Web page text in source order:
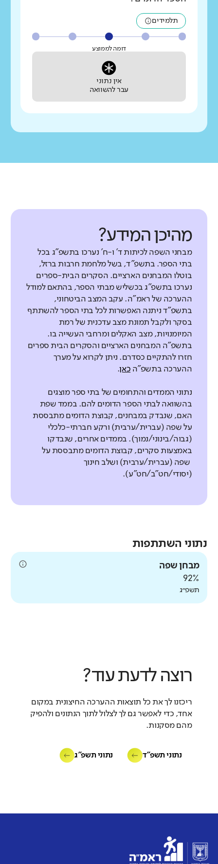
תלמידים
דומה לממוצע
אין נתוני
עבר להשוואה
מהיכן המידע?
מבחני השפה לכיתות ד' ו-ח' נערכו בתשפ"ג בכל
בתי הספר. בתשפ"ד, בשל מלחמת חרבות ברזל,
בוטלו המבחנים הארציים. הסקרים הבית-ספרים
נערכו בתשפ"ג בכשליש מבתי הספר, בהתאם למודל
ההערכה של ראמ"ה. עקב המצב הביטחוני,
בתשפ"ד ניתנה האפשרות לכל בתי הספר להשתתף
בסקר ולקבל תמונת מצב עדכנית של רמת
המיומנויות, מצב האקלים ומרחבי העשייה בו.
בתשפ"ה המבחנים הארציים והסקרים הבית ספרים
חזרו להתקיים כסדרם. ניתן לקרוא על מערך
ההערכה בתשפ"ה כאן.
נתוני הממדים והתחומים של בתי ספר מוצגים
בהשוואה לבתי הספר הדומים להם. בממד שפת
האם, שנבדק במבחנים, קבוצת הדומים מתבססת
על שפה (עברית/ערבית) ורקע חברתי-כלכלי
(גבוה/בינוני/נמוך). בממדים אחרים, שנבדקו
באמצעות סקרים, קבוצת הדומים מתבססת על
שפה (עברית/ערבית) ושלב חינוך
(יסודי/חט"ב/חט"ע).
נתוני השתתפות
מבחן שפה
92%
תשפ״ג
רוצה לדעת עוד?
ריכזנו לך את כל תוצאות ההערכה החיצונית במקום
אחד, כדי לאפשר גם לך לצלול לתוך הנתונים ולהפיק
מהם מסקנות.
נתוני תשפ"ד נתוני תשפ"ג